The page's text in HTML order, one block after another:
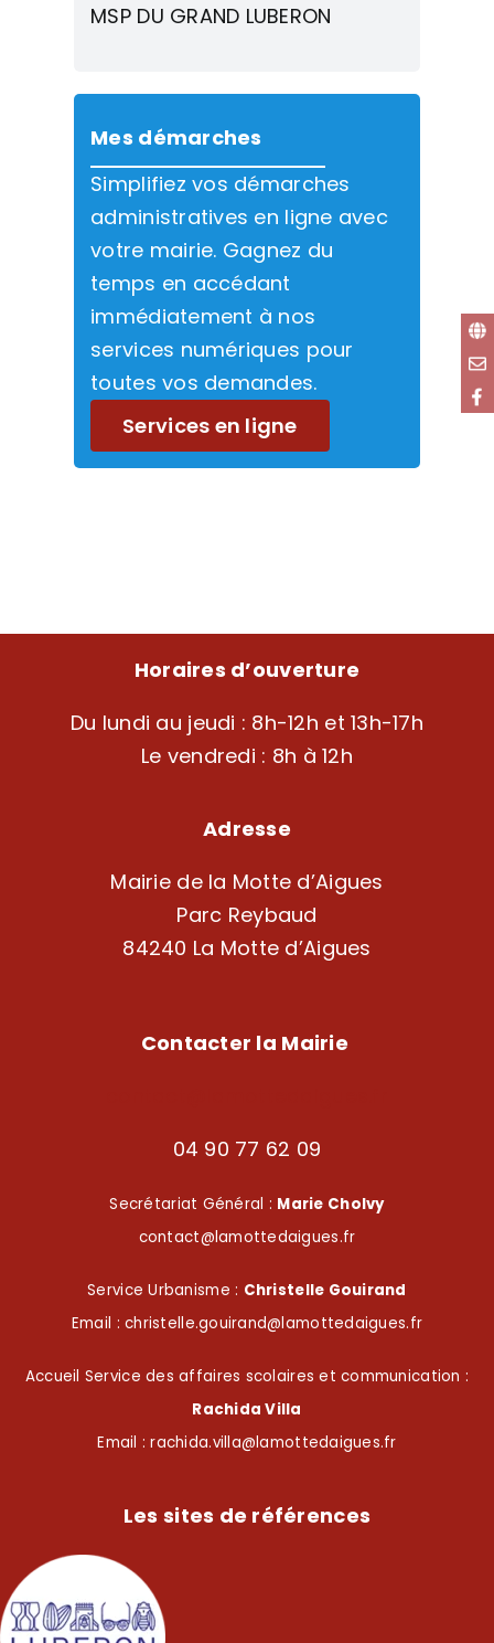
MSP DU GRAND LUBERON
Mes démarches
Simplifiez vos démarches
administratives en ligne avec
votre mairie. Gagnez du
temps en accédant
immédiatement à nos
services numériques pour
toutes vos demandes.
Services en ligne
Horaires d’ouverture
Du lundi au jeudi : 8h-12h et 13h-17h
Le vendredi : 8h à 12h
Adresse
Mairie de la Motte d’Aigues
Parc Reybaud
84240 La Motte d’Aigues
Contacter la Mairie
04 90 77 62 09
Secrétariat Général : Marie Cholvy
contact@lamottedaigues.fr
Service Urbanisme : Christelle Gouirand
Email : christelle.gouirand@lamottedaigues.fr
Accueil Service des affaires scolaires et communication :
Rachida Villa
Email : rachida.villa@lamottedaigues.fr
Les sites de références